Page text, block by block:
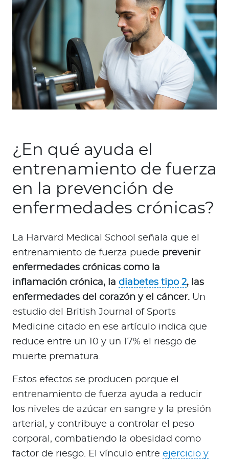
¿En qué ayuda el
entrenamiento de fuerza
en la prevención de
enfermedades crónicas?
La Harvard Medical School señala que el
entrenamiento de fuerza puede prevenir
enfermedades crónicas como la
inflamación crónica, la diabetes tipo 2, las
enfermedades del corazón y el cáncer. Un
estudio del British Journal of Sports
Medicine citado en ese artículo indica que
reduce entre un 10 y un 17% el riesgo de
muerte prematura.
Estos efectos se producen porque el
entrenamiento de fuerza ayuda a reducir
los niveles de azúcar en sangre y la presión
arterial, y contribuye a controlar el peso
corporal, combatiendo la obesidad como
factor de riesgo. El vínculo entre ejercicio y